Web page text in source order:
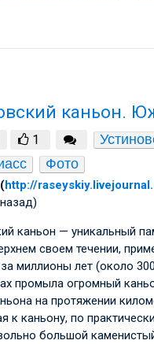
каньон.
1
Фото
http://
каньон — уникальный
своем течении,
миллионы лет (около
промыла огромный
на протяжении
к каньону, по
большой